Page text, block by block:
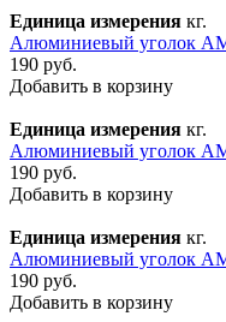
Единица измерения кг.
Алюминиевый уголок
190 руб.
Добавить в корзину
Единица измерения кг.
Алюминиевый уголок
190 руб.
Добавить в корзину
Единица измерения кг.
Алюминиевый уголок
190 руб.
Добавить в корзину